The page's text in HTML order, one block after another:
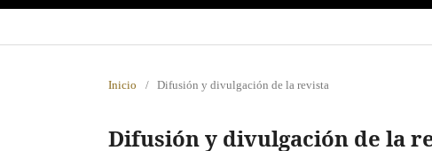
Inicio / Difusión y divulgación de la revista
Difusión y divulgación de la